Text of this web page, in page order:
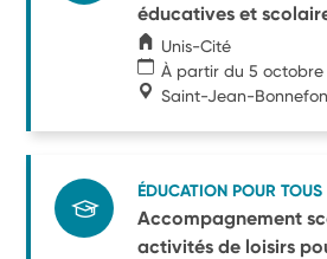
éducatives et
Unis-Cité
À partir du 5 octobre
Saint-Jean-
ÉDUCATION POUR TOUS
Accompagnement
activités de loisirs